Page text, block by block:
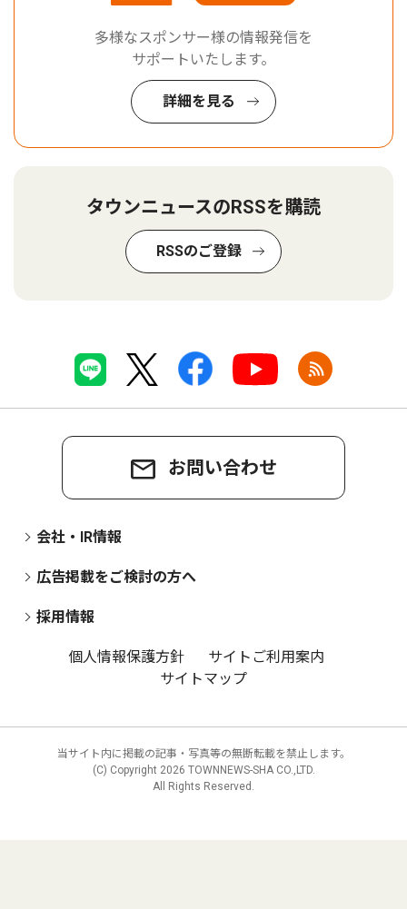
多様なスポンサー様の情報発信を
サポートいたします。
詳細を見る
タウンニュースのRSSを購読
RSSのご登録
お問い合わせ
会社・IR情報
広告掲載をご検討の方へ
採用情報
個人情報保護方針
サイトご利用案内
サイトマップ
当サイト内に掲載の記事・写真等の無断転載を禁止します。
(C) Copyright 2026 TOWNNEWS-SHA CO.,LTD.
All Rights Reserved.